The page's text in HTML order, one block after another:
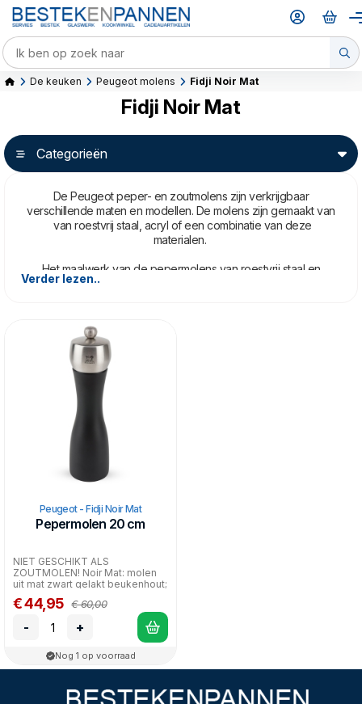
De keuken Peugeot molens Fidji Noir Mat
Fidji Noir Mat
Categorieën
De Peugeot peper- en zoutmolens zijn verkrijgbaar
verschillende maten en modellen. De molens zijn gemaakt van
van roestvrij staal, acryl of een combinatie van deze
materialen.
Het maalwerk van de pepermolens van roestvrij staal en
uitgerust met een dubbele rij schroefvormige tanden die de
Het maalwerk van de zoutmolens is gemaakt van roestvrij staal
en heeft, anders dan bij de pepermolens, een conische vorm.
Verder lezen..
Peugeot - Fidji Noir Mat
Pepermolen 20 cm
NIET GESCHIKT ALS
ZOUTMOLEN! Noir Mat: molen
uit mat zwart gelakt beukenhout;
kop uit rvs
€ 44,95 € 60,00
- +
Nog 1 op voorraad